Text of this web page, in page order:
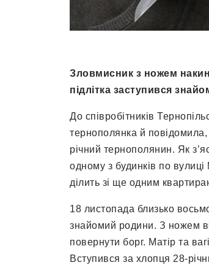
Зловмисник з ножем
підлітка заступився
До співробітників
тернополянка й
річний тернополянин. Як
одному з будинків по
ділить зі ще одним
18 листопада близько
знайомий родини. З ножем
повернути борг. Матір та
Вступився за хлопця 28-